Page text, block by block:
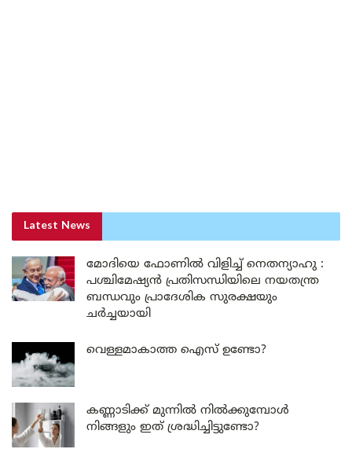
Latest News
മോദിയെ ഫോണിൽ വിളിച്ച് നെതന്യാഹു :
പശ്ചിമേഷ്യൻ പ്രതിസന്ധിയിലെ നയതന്ത്ര
ബന്ധവും പ്രാദേശിക സുരക്ഷയും
ചർച്ചയായി
വെള്ളമാകാത്ത ഐസ് ഉണ്ടോ?
കണ്ണാടിക്ക് മുന്നിൽ നിൽക്കുമ്പോൾ
നിങ്ങളും ഇത് ശ്രദ്ധിച്ചിട്ടുണ്ടോ?